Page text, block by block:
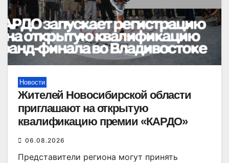
Новости
Жителей Новосибирской области
приглашают на открытую
квалификацию премии «КАРДО»
06.08.2026
Представители региона могут принять